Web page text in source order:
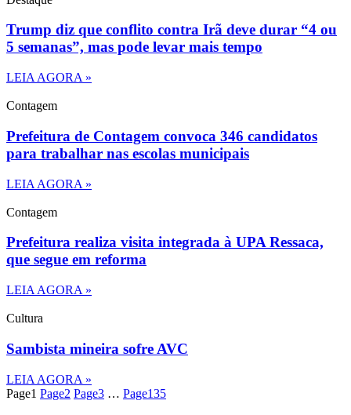
Trump diz que conflito contra Irã deve durar “4 ou
5 semanas”, mas pode levar mais tempo
LEIA AGORA »
Contagem
Prefeitura de Contagem convoca 346 candidatos
para trabalhar nas escolas municipais
LEIA AGORA »
Contagem
Prefeitura realiza visita integrada à UPA Ressaca,
que segue em reforma
LEIA AGORA »
Cultura
Sambista mineira sofre AVC
LEIA AGORA »
Page1 Page2 Page3 … Page135